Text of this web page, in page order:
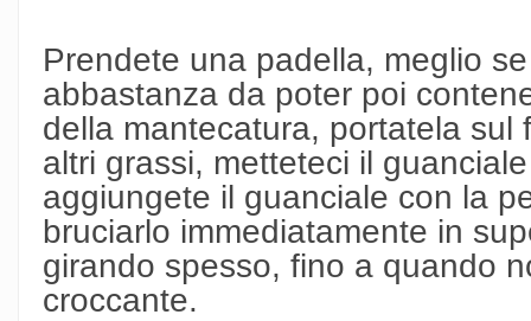
Prendete una padella, meglio
abbastanza da poter poi
della mantecatura, portatela
altri grassi, metteteci il
aggiungete il guanciale con la
bruciarlo immediatamente in
girando spesso, fino a quando
croccante.